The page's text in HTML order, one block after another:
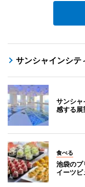
サンシャインシテ
サンシャ
感する展
食べる
池袋のプ
イーツビ